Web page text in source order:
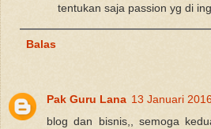
tentukan saja passion yg di
Balas
Pak Guru Lana 13 Januari
blog dan bisnis,, semoga